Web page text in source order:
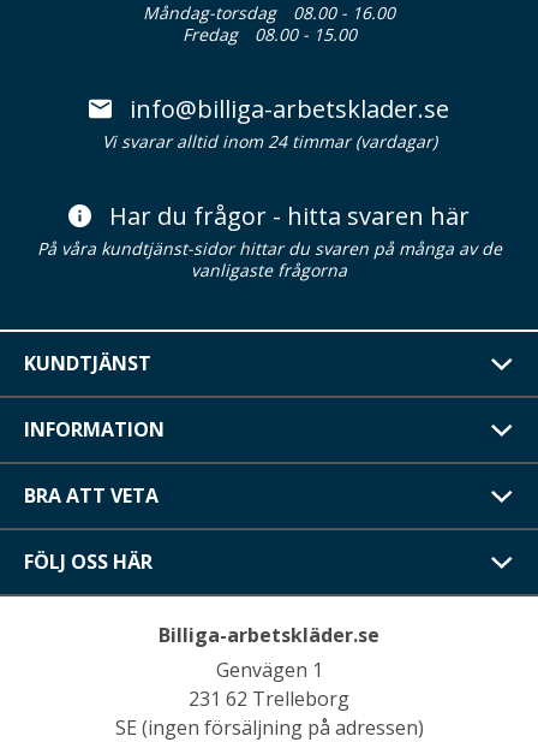
Måndag-torsdag
08.00 - 16.00
Fredag
08.00 - 15.00
info@billiga-arbetsklader.se
Vi svarar alltid inom 24 timmar (vardagar)
Har du frågor - hitta svaren här
På våra kundtjänst-sidor hittar du svaren på många av de
vanligaste frågorna
KUNDTJÄNST
INFORMATION
BRA ATT VETA
FÖLJ OSS HÄR
Billiga-arbetskläder.se
Genvägen 1
231 62 Trelleborg
SE (ingen försäljning på adressen)